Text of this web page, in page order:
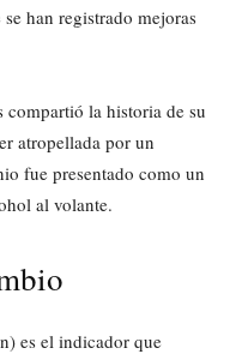
han registrado mejoras
compartió la historia de su
atropellada por un
fue presentado como un
al volante.
es el indicador que